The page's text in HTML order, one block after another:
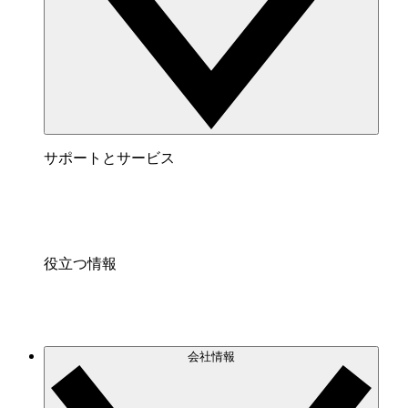
サポートとサービス
役立つ情報
会社情報